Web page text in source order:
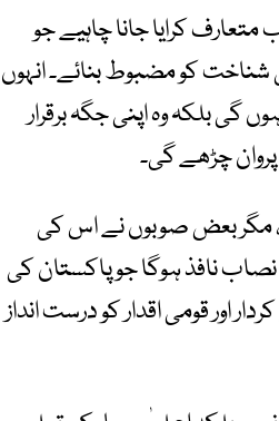
کرایا جانا چاہیے جو
شناخت کو مضبوط بنائے۔ انہوں
گی بلکہ وہ اپنی جگہ برقرار
چڑھے گی۔
مگر بعض صوبوں نے اس کی
نافذ ہوگا جو پاکستان کی
اور قومی اقدار کو درست انداز